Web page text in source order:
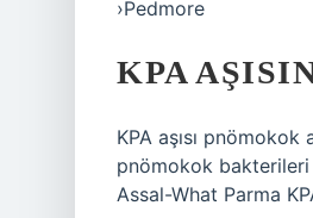
›Pedmore
KPA
KPA aşısı pnömokok
pnömokok bakterileri
Assal-What Parma